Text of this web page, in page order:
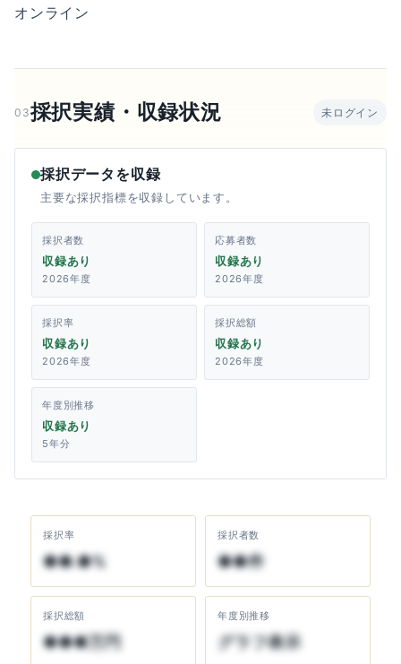
オンライン
03採択実績・収録状況 未ログイン
採択データを収録
主要な採択指標を収録しています。
採択者数
収録あり
2026年度
応募者数
収録あり
2026年度
採択率
収録あり
2026年度
採択総額
収録あり
2026年度
年度別推移
収録あり
5年分
採択率
●●.●%
採択者数
●●件
採択総額
●●●万円
年度別推移
グラフ表示